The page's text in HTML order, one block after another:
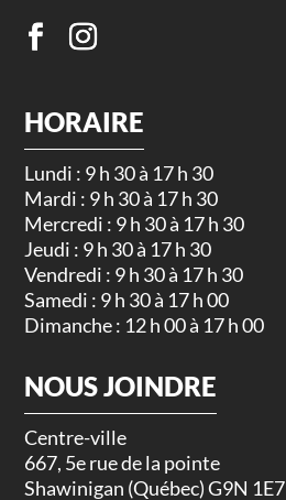
HORAIRE
Lundi : 9 h 30 à 17 h 30
Mardi : 9 h 30 à 17 h 30
Mercredi : 9 h 30 à 17 h 30
Jeudi : 9 h 30 à 17 h 30
Vendredi : 9 h 30 à 17 h 30
Samedi : 9 h 30 à 17 h 00
Dimanche : 12 h 00 à 17 h 00
NOUS JOINDRE
Centre-ville
667, 5e rue de la pointe
Shawinigan (Québec) G9N 1E7